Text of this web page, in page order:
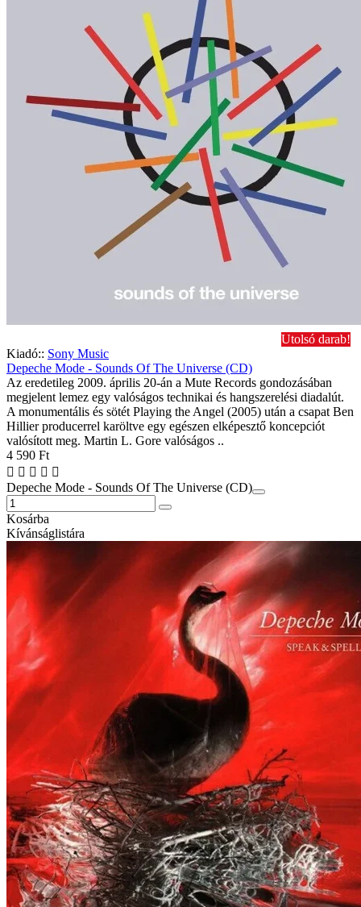
Utolsó darab!
Kiadó:: Sony Music
Depeche Mode - Sounds Of The Universe (CD)
Az eredetileg 2009. április 20-án a Mute Records gondozásában
megjelent lemez egy valóságos technikai és hangszerelési diadalút.
A monumentális és sötét Playing the Angel (2005) után a csapat Ben
Hillier producerrel karöltve egy egészen elképesztő koncepciót
valósított meg. Martin L. Gore valóságos ..
4 590 Ft
Depeche Mode - Sounds Of The Universe (CD)
Kosárba
Kívánságlistára